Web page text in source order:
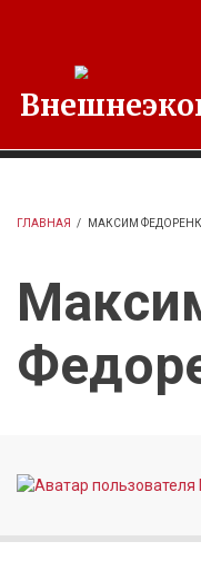
ГЛАВНАЯ / МАКСИМ